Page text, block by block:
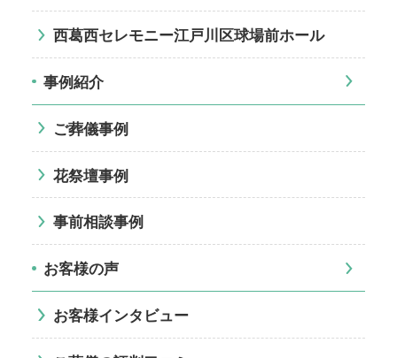
西葛西セレモニー江戸川区球場前ホール
事例紹介
ご葬儀事例
花祭壇事例
事前相談事例
お客様の声
お客様インタビュー